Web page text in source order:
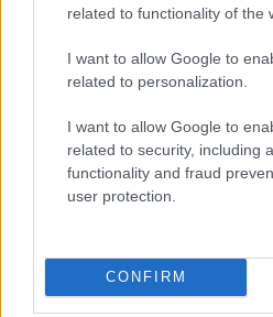
related to functionality of the
I want to allow Google to
related to personalization.
I want to allow Google to
related to security, including
functionality and fraud
user protection.
CONFIRM
Ιός του Δυτικού
στην Αττική – 8
ΑΠΟΣΠΑΣΜΑΤΑ...|
Φωτιά σε ακατοίκητο